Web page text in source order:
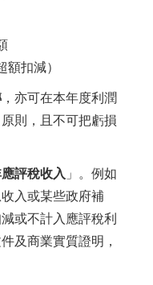
扣減）
，亦可在本年度利潤
則，且不可把虧損
評稅收入 」。例如
入或某些政府補
或不計入應評稅利
及商業實質證明，